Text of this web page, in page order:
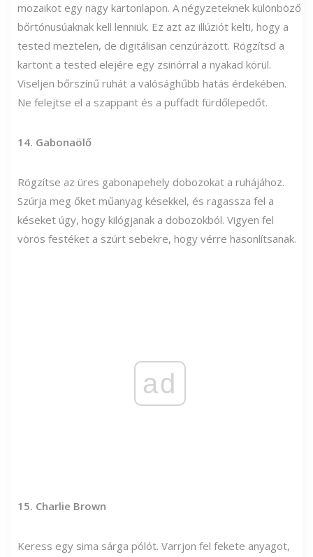
mozaikot egy nagy kartonlapon. A négyzeteknek különböző
bőrtónusúaknak kell lenniük. Ez azt az illúziót kelti, hogy a
tested meztelen, de digitálisan cenzúrázott. Rögzítsd a
kartont a tested elejére egy zsinórral a nyakad körül.
Viseljen bőrszínű ruhát a valósághűbb hatás érdekében.
Ne felejtse el a szappant és a puffadt fürdőlepedőt.
14. Gabonaölő
Rögzítse az üres gabonapehely dobozokat a ruhájához.
Szúrja meg őket műanyag késekkel, és ragassza fel a
késeket úgy, hogy kilógjanak a dobozokból. Vigyen fel
vörös festéket a szúrt sebekre, hogy vérre hasonlítsanak.
ad
15. Charlie Brown
Keress egy sima sárga pólót. Varrjon fel fekete anyagot,